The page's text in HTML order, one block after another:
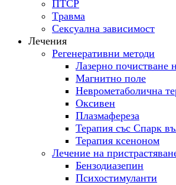
ПТСР
Tравма
Сексуална зависимост
Лечения
Регенеративни методи
Лазерно почистване
Магнитно поле
Неврометаболична
Оксивен
Плазмафереза
Терапия със Спарк
Терапия ксеноном
Лечение на
Бензодиазепин
Психостимуланти